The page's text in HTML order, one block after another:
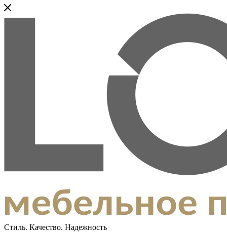
Стиль. Качество. Надежность